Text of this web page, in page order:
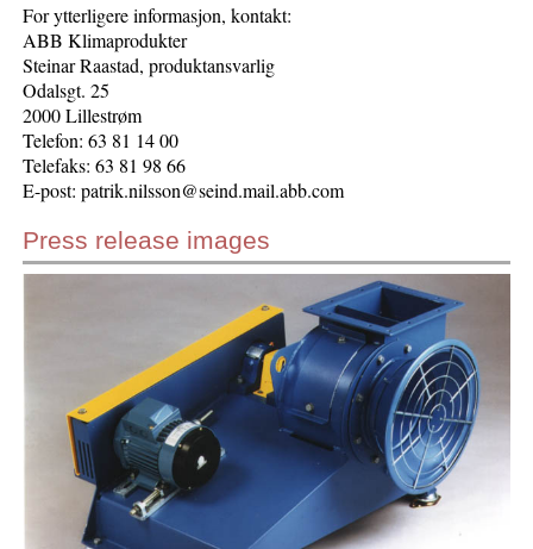
For ytterligere informasjon, kontakt:
ABB Klimaprodukter
Steinar Raastad, produktansvarlig
Odalsgt. 25
2000 Lillestrøm
Telefon: 63 81 14 00
Telefaks: 63 81 98 66
E-post: patrik.nilsson@seind.mail.abb.com
Press release images